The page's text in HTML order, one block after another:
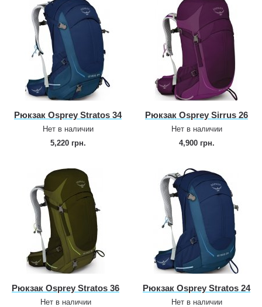
Рюкзак Osprey Stratos 34
Нет в наличии
5,220 грн.
Рюкзак Osprey Sirrus 26
Нет в наличии
4,900 грн.
Рюкзак Osprey Stratos 36
Нет в наличии
Рюкзак Osprey Stratos 24
Нет в наличии